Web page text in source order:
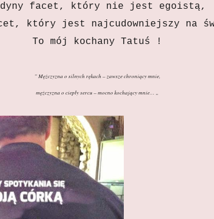
facet, który nie jest egoistą,
który jest najcudowniejszy na
To mój kochany Tatuś !
” Mężczyzna o silnych rękach – zawsze chroniący mnie,
mężczyzna o ciepły sercu – mocno kochający mnie… „